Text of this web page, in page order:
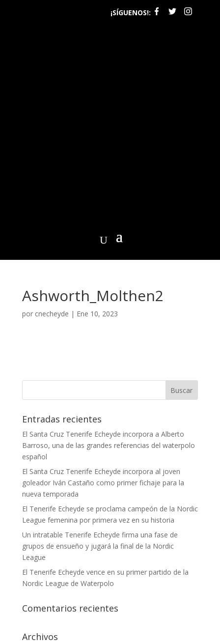
¡SÍGUENOS!:
Ashworth_Molthen2
por cnecheyde | Ene 10, 2023
Entradas recientes
El Santa Cruz Tenerife Echeyde incorpora a Alberto
Barroso, una de las grandes referencias del waterpolo
español
El Santa Cruz Tenerife Echeyde incorpora al joven
goleador Iván Castaño como primer fichaje para la
nueva temporada
El Tenerife Echeyde se proclama campeón de la Nordic
League femenina por primera vez en su historia
Un intratable Tenerife Echeyde firma una fase de
grupos de ensueño y jugará la final de la Nordic
League
El Tenerife Echeyde vence en su primer partido de la
Nordic League de Waterpolo
Comentarios recientes
Archivos